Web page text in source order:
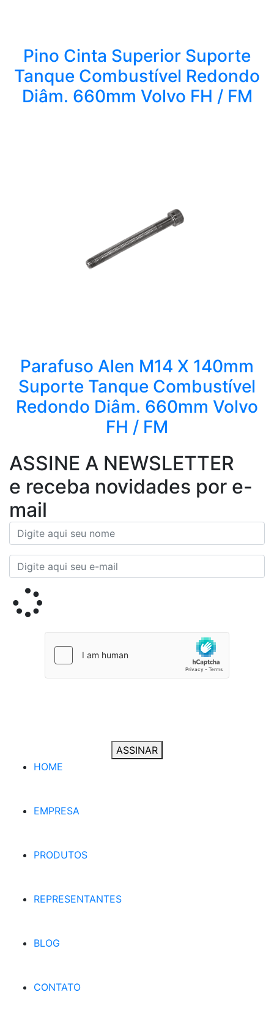
Pino Cinta Superior Suporte
Tanque Combustível Redondo
Diâm. 660mm Volvo FH / FM
Parafuso Alen M14 X 140mm
Suporte Tanque Combustível
Redondo Diâm. 660mm Volvo
FH / FM
ASSINE A NEWSLETTER
e receba novidades por e-
mail
ASSINAR
HOME
EMPRESA
PRODUTOS
REPRESENTANTES
BLOG
CONTATO